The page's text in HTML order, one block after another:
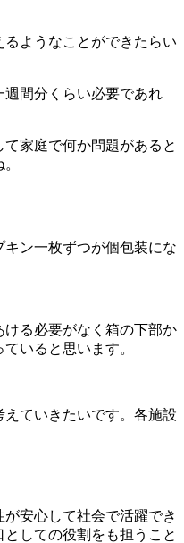
ようなことができたらい
間分くらい必要であれ
家庭で何か問題があると
ン一枚ずつが個包装にな
る必要がなく箱の下部か
いると思います。
ていきたいです。各施設
安心して社会で活躍でき
しての役割をも担うこと